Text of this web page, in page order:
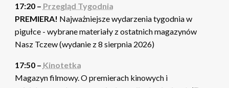
17:20 – Przegląd Tygodnia
PREMIERA! Najważniejsze wydarzenia tygodnia w
pigułce - wybrane materiały z ostatnich magazynów
Nasz Tczew (wydanie z 8 sierpnia 2026)
17:50 – Kinotetka
Magazyn filmowy. O premierach kinowych i